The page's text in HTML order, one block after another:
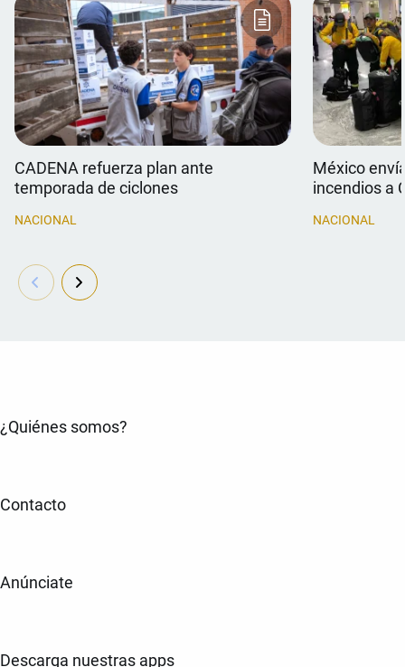
CADENA refuerza plan ante
temporada de ciclones
NACIONAL
México
incendios a
NACIONAL
¿Quiénes somos?
Contacto
Anúnciate
Descarga nuestras apps